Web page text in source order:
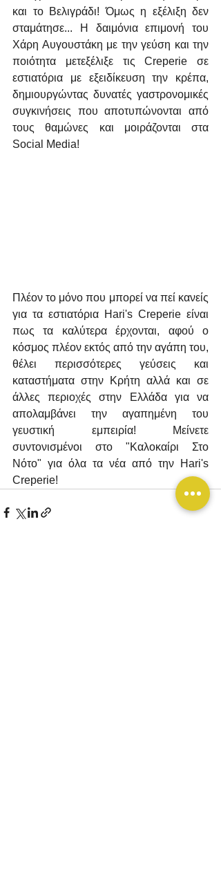
και το Βελιγράδι! Όμως η εξέλιξη δεν
σταμάτησε... Η δαιμόνια επιμονή του
Χάρη Αυγουστάκη με την γεύση και την
ποιότητα μετεξέλιξε τις Creperie σε
εστιατόρια με εξειδίκευση την κρέπα,
δημιουργώντας δυνατές γαστρονομικές
συγκινήσεις που αποτυπώνονται από
τους θαμώνες και μοιράζονται στα
Social Media!
Πλέον το μόνο που μπορεί να πεί κανείς
για τα εστιατόρια Hari's Creperie είναι
πως τα καλύτερα έρχονται, αφού ο
κόσμος πλέον εκτός από την αγάπη του,
θέλει περισσότερες γεύσεις και
καταστήματα στην Κρήτη αλλά και σε
άλλες περιοχές στην Ελλάδα για να
απολαμβάνει την αγαπημένη του
γευστική εμπειρία! Μείνετε
συντονισμένοι στο "Καλοκαίρι Στο
Νότο" για όλα τα νέα από την Hari's
Creperie!